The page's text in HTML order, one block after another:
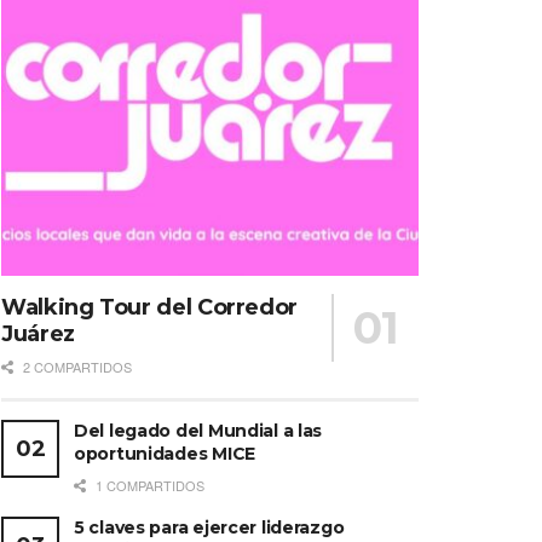
Walking Tour del Corredor
Juárez
2 COMPARTIDOS
Del legado del Mundial a las
oportunidades MICE
1 COMPARTIDOS
5 claves para ejercer liderazgo